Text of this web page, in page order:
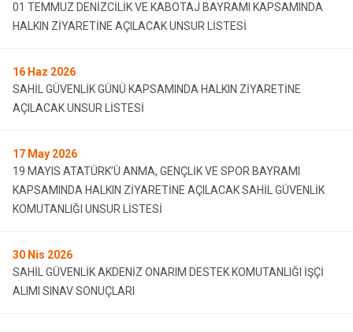
01 TEMMUZ DENİZCİLİK VE KABOTAJ BAYRAMI KAPSAMINDA
HALKIN ZİYARETİNE AÇILACAK UNSUR LİSTESİ
16 Haz 2026
SAHİL GÜVENLİK GÜNÜ KAPSAMINDA HALKIN ZİYARETİNE
AÇILACAK UNSUR LİSTESİ
17 May 2026
19 MAYIS ATATÜRK’Ü ANMA, GENÇLİK VE SPOR BAYRAMI
KAPSAMINDA HALKIN ZİYARETİNE AÇILACAK SAHİL GÜVENLİK
KOMUTANLIĞI UNSUR LİSTESİ
30 Nis 2026
SAHİL GÜVENLİK AKDENİZ ONARIM DESTEK KOMUTANLIĞI İŞÇİ
ALIMI SINAV SONUÇLARI